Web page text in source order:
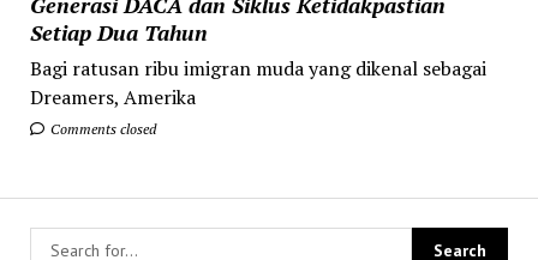
Setiap Dua Tahun
Bagi ratusan ribu imigran muda yang dikenal sebagai
Dreamers, Amerika
Comments closed